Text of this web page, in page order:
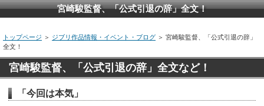
宮崎駿監督、「公式引退の辞」全文！
トップページ ＞ ジブリ作品情報・イベント・ブログ ＞ 宮崎駿監督、「公式引退の辞」
全文！
宮崎駿監督、「公式引退の辞」全文など！
「今回は本気」